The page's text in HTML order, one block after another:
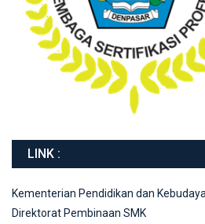
LINK :
Kementerian Pendidikan dan
Direktorat Pembinaan SMK